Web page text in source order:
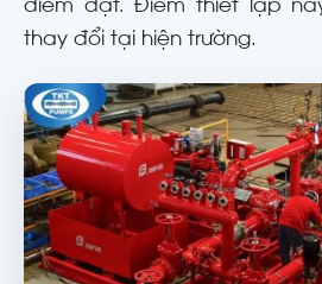
điểm đặt. Điểm thiết lập
thay đổi tại hiện trường.